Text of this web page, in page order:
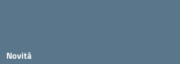
Novità